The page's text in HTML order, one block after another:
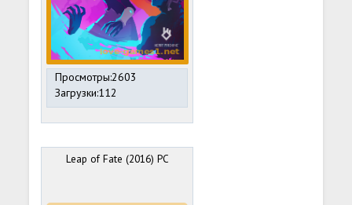
Просмотры:2603
Загрузки:112
Leap of Fate (2016) PC